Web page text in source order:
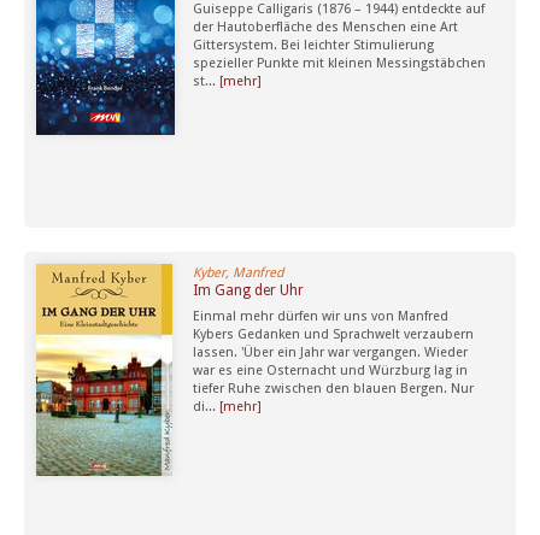
Guiseppe Calligaris (1876 – 1944) entdeckte auf
der Hautoberfläche des Menschen eine Art
Gittersystem. Bei leichter Stimulierung
spezieller Punkte mit kleinen Messingstäbchen
st... [mehr]
Kyber, Manfred
Im Gang der Uhr
Einmal mehr dürfen wir uns von Manfred
Kybers Gedanken und Sprachwelt verzaubern
lassen. 'Über ein Jahr war vergangen. Wieder
war es eine Osternacht und Würzburg lag in
tiefer Ruhe zwischen den blauen Bergen. Nur
di... [mehr]